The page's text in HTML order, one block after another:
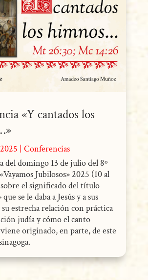
«Y cantados los
Conferencias
del domingo 13 de julio del 8º
Jubilosos» 2025 (10 al
el significado del título
se le daba a Jesús y a sus
estrecha relación con práctica
judía y cómo el canto
originado, en parte, de este